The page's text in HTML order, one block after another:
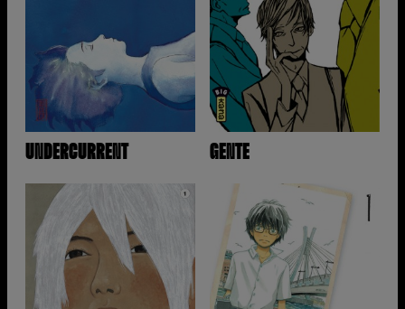
UNDERCURRENT GENTE